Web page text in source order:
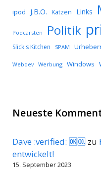
ipod J.B.O. Katzen Links
Podcarsten Politik
Slick's Kitchen SPAM
Webdev Werbung Windows
Neueste
Dave :verified: 🆗🆒 zu
entwickelt!
15. September 2023